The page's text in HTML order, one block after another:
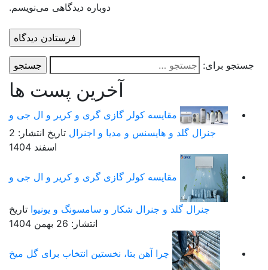
دوباره دیدگاهی می‌نویسم.
برای:
آخرین پست ها
مقایسه کولر گازی گری و کریر و ال جی و
جنرال گلد و هایسنس و مدیا و اجنرال
تاریخ انتشار: 2
اسفند 1404
مقایسه کولر گازی گری و کریر و ال جی و
جنرال گلد و جنرال شکار و سامسونگ و یونیوا تاریخ
انتشار: 26 بهمن 1404
چرا آهن بتا، نخستین انتخاب برای گل میخ